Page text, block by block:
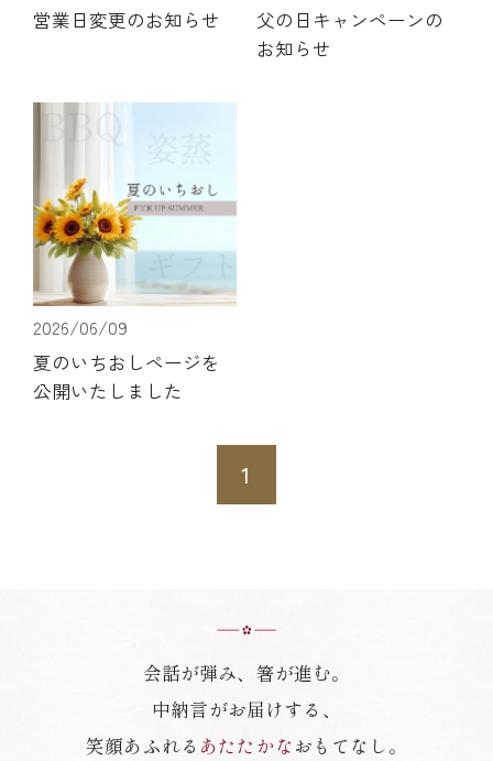
営業日変更のお知らせ
父の日キャンペーンの
お知らせ
2026/06/09
夏のいちおしページを
公開いたしました
1
会話が弾み、箸が進む。
中納言がお届けする、
笑顔あふれる あたたかな おもてなし。